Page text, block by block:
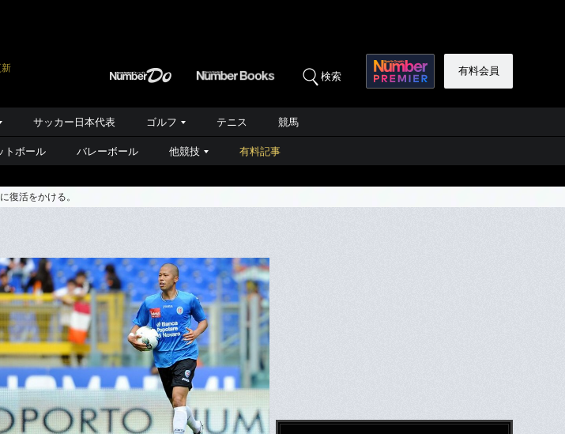
検索 有料会員
サッカー日本代表 ゴルフ テニス 競馬
トボール バレーボール 他競技 有料記事
復活をかける。